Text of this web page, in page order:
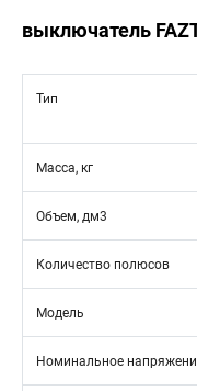
выключатель
Тип
Масса, кг
Объем, дм3
Количество полюсов
Модель
Номинальное